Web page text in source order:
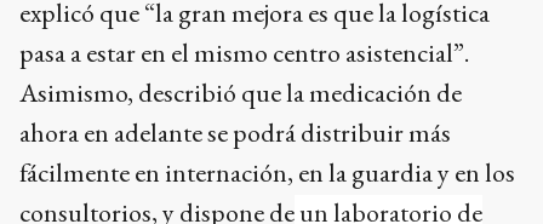
explicó que “la gran mejora es que la logística
pasa a estar en el mismo centro asistencial”.
Asimismo, describió que la medicación de
ahora en adelante se podrá distribuir más
fácilmente en internación, en la guardia y en los
consultorios, y dispone deun laboratorio de